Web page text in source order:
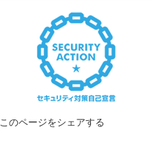
このページをシェアする